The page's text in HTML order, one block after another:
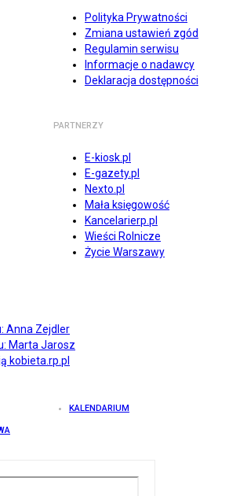
Polityka Prywatności
Zmiana ustawień zgód
Regulamin serwisu
Informacje o nadawcy
Deklaracja dostępności
PARTNERZY
E-kiosk.pl
E-gazety.pl
Nexto.pl
Mała księgowość
Kancelarierp.pl
Wieści Rolnicze
Życie Warszawy
Anna Zejdler
Marta Jarosz
kobieta.rp.pl
KALENDARIUM